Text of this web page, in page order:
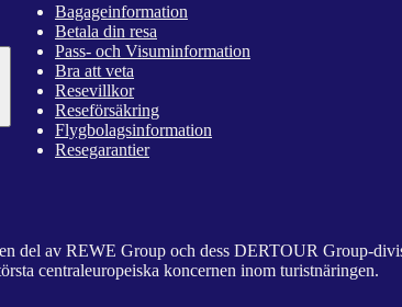
Bagageinformation
Betala din resa
Pass- och Visuminformation
Bra att veta
Resevillkor
Reseförsäkring
Flygbolagsinformation
Resegarantier
del av REWE Group och dess DERTOUR Group-
centraleuropeiska koncernen inom turistnäringen.